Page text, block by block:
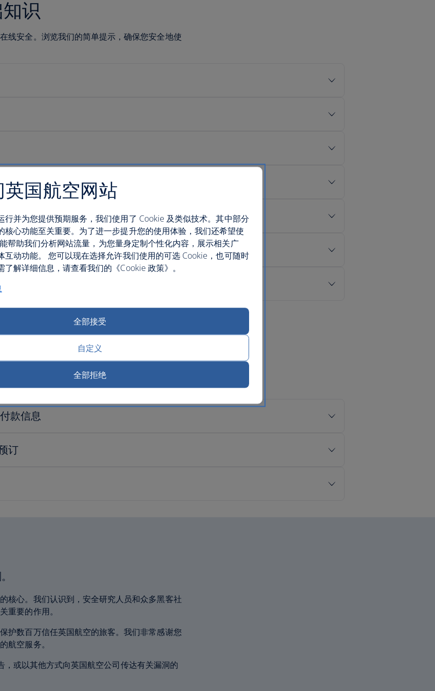
识
线安全。浏览我们的简单提示，确保您安全地使
非常便捷
努力来维护客户的机密信息。这包括确保信用
核心。我们认识到，安全研究人员和众多黑客社
重要的作用。
护数百万信任英国航空的旅客。我们非常感谢您
航空服务。
或以其他方式向英国航空公司传达有关漏洞的
国航空网站
行并为您提供预期服务，我们使用了 Cookie 及类似技术。其中部分
核心功能至关重要。为了进一步提升您的使用体验，我们还希望使
帮助我们分析网站流量，为您量身定制个性化内容，展示相关广
互动功能。 您可以现在选择允许我们使用的可选 Cookie，也可随时
解详细信息，请查看我们的《Cookie 政策》。
全部接受
自定义
全部拒绝